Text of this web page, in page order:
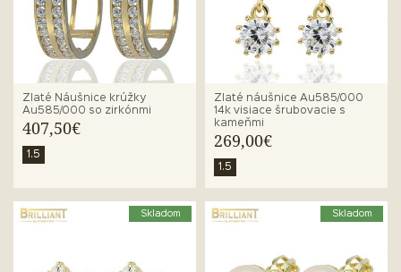
Zlaté Náušnice krúžky
Au585/000 so zirkónmi
407,50€
1.5
Zlaté náušnice Au585/000
14k visiace šrubovacie s
kameňmi
269,00€
1.5
Skladom Skladom